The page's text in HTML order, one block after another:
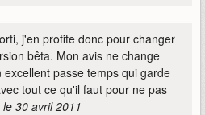
j'en profite donc pour changer
bêta. Mon avis ne change
passe temps qui garde
tout ce qu'il faut pour ne pas
le 30 avril 2011